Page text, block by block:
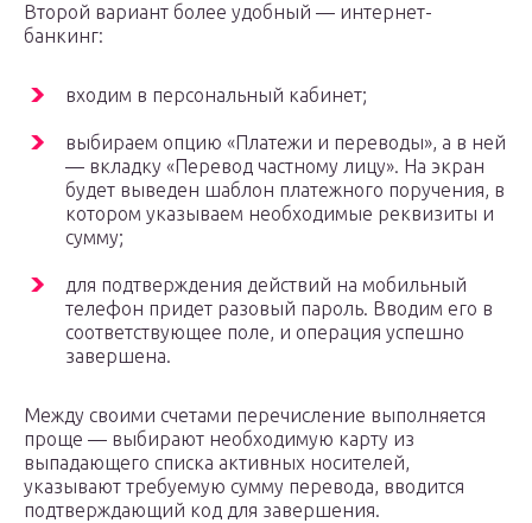
Второй вариант более удобный — интернет-
банкинг:
входим в персональный кабинет;
выбираем опцию «Платежи и переводы», а в ней
— вкладку «Перевод частному лицу». На экран
будет выведен шаблон платежного поручения, в
котором указываем необходимые реквизиты и
сумму;
для подтверждения действий на мобильный
телефон придет разовый пароль. Вводим его в
соответствующее поле, и операция успешно
завершена.
Между своими счетами перечисление выполняется
проще — выбирают необходимую карту из
выпадающего списка активных носителей,
указывают требуемую сумму перевода, вводится
подтверждающий код для завершения.